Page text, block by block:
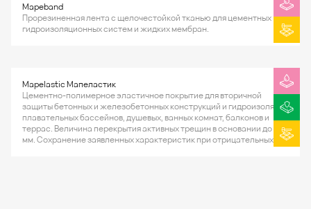
Mapeband
Прорезиненная лента с щелочестойкой тканью для цементных
гидроизоляционных систем и жидких мембран.
Mapelastic Мапеластик
Цементно-полимерное эластичное покрытие для вторичной
защиты бетонных и железобетонных конструкций и гидроизоляции
плавательных бассейнов, душевых, ванных комнат, балконов и
террас. Величина перекрытия активных трещин в основании до 0,8
мм. Сохранение заявленных характеристик при отрицательных